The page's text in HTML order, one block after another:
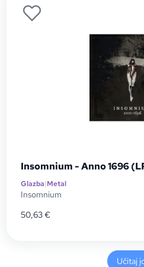
Insomnium - Anno 1696
Glazba|Metal
Insomnium
50,63€
Učitaj